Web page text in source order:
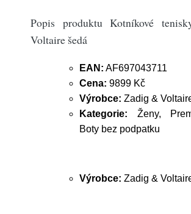
Popis produktu Kotníkové
Voltaire šedá
EAN: AF697043711
Cena: 9899 Kč
Výrobce: Zadig &
Kategorie: Ženy,
Boty bez podpatku
Výrobce: Zadig &